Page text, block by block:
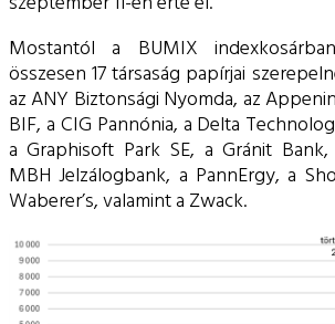
ESG Útmutató
Mostantól a BUMIX
összesen 17 társaság papírjai
az ANY Biztonsági Nyomda, az
BIF, a CIG Pannónia, a Delta
a Graphisoft Park SE, a Gránit
MBH Jelzálogbank, a PannErgy, a
Waberer’s, valamint a Zwack.